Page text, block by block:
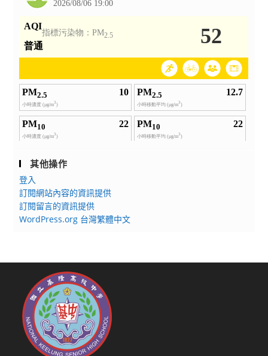
其他操作
登入
訂閱網站內容的資訊提供
訂閱留言的資訊提供
WordPress.org 台灣繁體中文